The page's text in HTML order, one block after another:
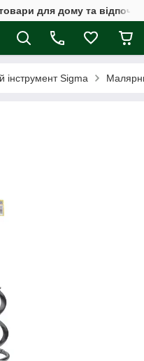
для дому та
інструмент Sigma